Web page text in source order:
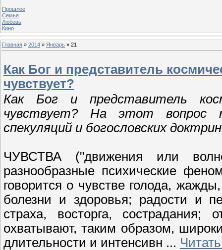
Прошлое
Семья
Любовь
Кино
Главная » 2014 » Январь » 21
Как Бог и представитель
чувствует?
Как Бог и представитель
чувствует? На этот вопрос
спекуляций и богословских
ЧУВСТВА ("движения или
разнообразные психические
говорится о чувстве голода,
болезни и здоровья; радости и
страха, восторга,
охватывают, таким образом,
длительности и интенсивн ...